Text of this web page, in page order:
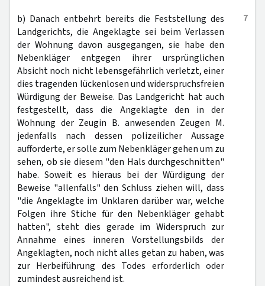
7
b) Danach entbehrt bereits die Feststellung des
Landgerichts, die Angeklagte sei beim Verlassen
der Wohnung davon ausgegangen, sie habe den
Nebenkläger entgegen ihrer ursprünglichen
Absicht noch nicht lebensgefährlich verletzt, einer
dies tragenden lückenlosen und widerspruchsfreien
Würdigung der Beweise. Das Landgericht hat auch
festgestellt, dass die Angeklagte den in der
Wohnung der Zeugin B. anwesenden Zeugen M.
jedenfalls nach dessen polizeilicher Aussage
aufforderte, er solle zum Nebenkläger gehen um zu
sehen, ob sie diesem "den Hals durchgeschnitten"
habe. Soweit es hieraus bei der Würdigung der
Beweise "allenfalls" den Schluss ziehen will, dass
"die Angeklagte im Unklaren darüber war, welche
Folgen ihre Stiche für den Nebenkläger gehabt
hatten", steht dies gerade im Widerspruch zur
Annahme eines inneren Vorstellungsbilds der
Angeklagten, noch nicht alles getan zu haben, was
zur Herbeiführung des Todes erforderlich oder
zumindest ausreichend ist.